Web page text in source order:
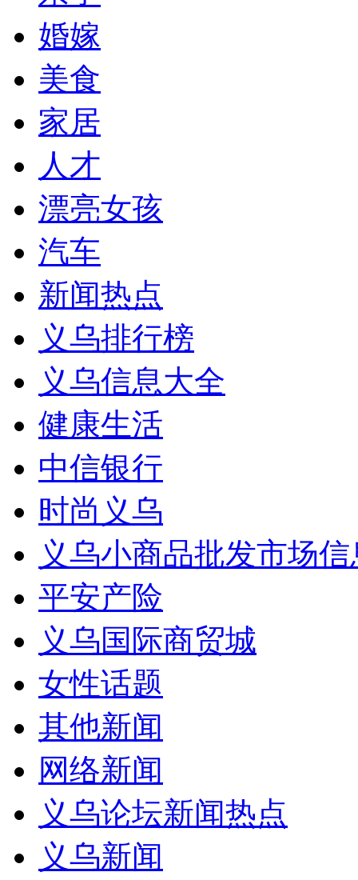
婚嫁
美食
家居
人才
漂亮女孩
汽车
新闻热点
义乌排行榜
义乌信息大全
健康生活
中信银行
时尚义乌
义乌小商品批发市场
平安产险
义乌国际商贸城
女性话题
其他新闻
网络新闻
义乌论坛新闻热点
义乌新闻